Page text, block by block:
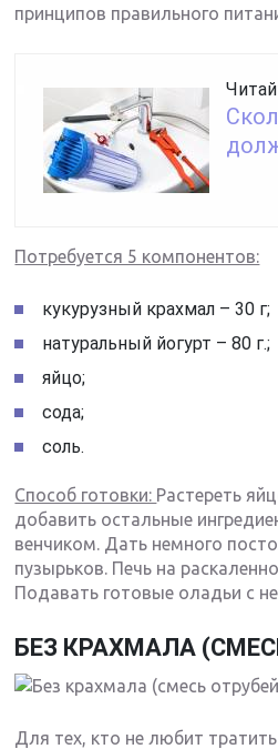
принципов правильного
Потребуется 5 компонентов:
кукурузный крахмал – 30 г;
натуральный йогурт – 80 г.;
яйцо;
сода;
соль.
Способ готовки: Растереть
добавить остальные
венчиком. Дать немного
пузырьков. Печь на
Подавать готовые оладьи с
БЕЗ КРАХМАЛА
Для тех, кто не любит